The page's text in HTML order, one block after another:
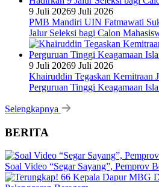
9 Juli 20269 Juli 2026
PMB Mandiri UIN Fatmawati
Jalur Seleksi bagi Calon
9 Juli 20269 Juli 2026
Khairuddin Tegaskan Kemitraan
Perguruan Tinggi Keagamaan
Selengkapnya
BERITA
Soal Video “Segar Sayang”, Pemprov